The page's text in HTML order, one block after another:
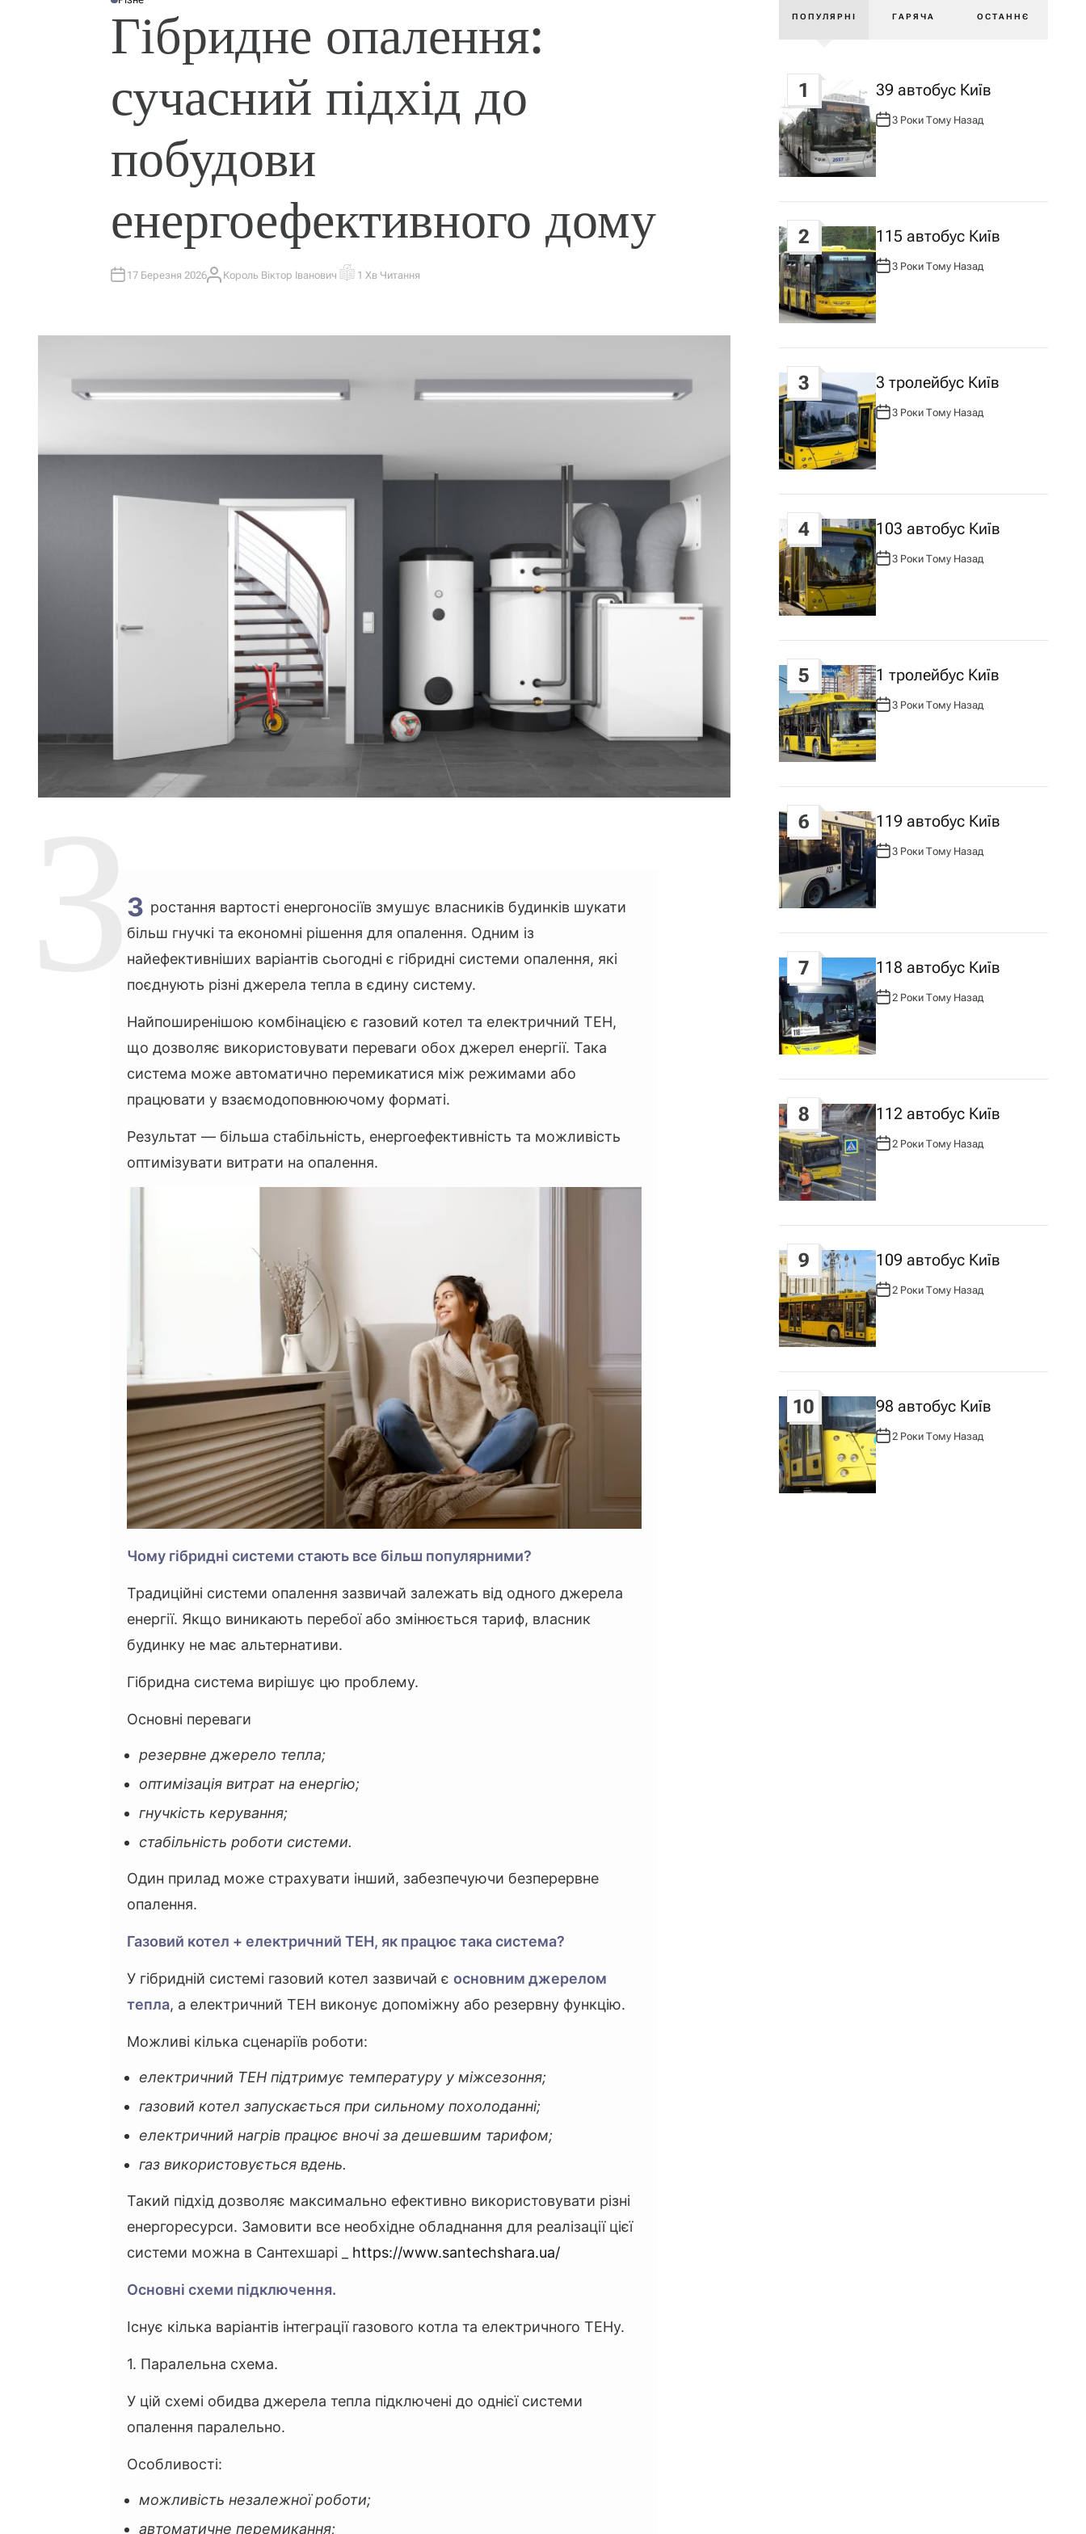
О
У
І
А
Т
Гібридне опалення:
сучасний підхід до
побудови
енергоефективного дому
17 Березня 2026А
Король Віктор Іванович О
Ч
А
1 Хв Читання
З ростання вартості енергоносіїв змушує власників будинків шукати
більш гнучкі та економні рішення для опалення. Одним із
найефективніших варіантів сьогодні є гібридні системи опалення, які
поєднують різні джерела тепла в єдину систему.
Найпоширенішою комбінацією є газовий котел та електричний ТЕН,
що дозволяє використовувати переваги обох джерел енергії. Така
система може автоматично перемикатися між режимами або
працювати у взаємодоповнюючому форматі.
Результат — більша стабільність, енергоефективність та можливість
оптимізувати витрати на опалення.
Чому гібридні системи стають все більш популярними?
Традиційні системи опалення зазвичай залежать від одного джерела
енергії. Якщо виникають перебої або змінюється тариф, власник
будинку не має альтернативи.
Гібридна система вирішує цю проблему.
Основні переваги
резервне джерело тепла;
оптимізація витрат на енергію;
гнучкість керування;
стабільність роботи системи.
Один прилад може страхувати інший, забезпечуючи безперервне
опалення.
Газовий котел + електричний ТЕН, як працює така система?
У гібридній системі газовий котел зазвичай є основним джерелом
тепла, а електричний ТЕН виконує допоміжну або резервну функцію.
Можливі кілька сценаріїв роботи:
електричний ТЕН підтримує температуру у міжсезоння;
газовий котел запускається при сильному похолоданні;
електричний нагрів працює вночі за дешевшим тарифом;
газ використовується вдень.
Такий підхід дозволяє максимально ефективно використовувати різні
енергоресурси. Замовити все необхідне обладнання для реалізації цієї
системи можна в Сантехшарі _ https://www.santechshara.ua/
Основні схеми підключення.
Існує кілька варіантів інтеграції газового котла та електричного ТЕНу.
1. Паралельна схема.
У цій схемі обидва джерела тепла підключені до однієї системи
опалення паралельно.
Особливості:
можливість незалежної роботи;
автоматичне перемикання;
ПОПУЛЯРНІ ГАРЯЧА ОСТАННЄ
1 39 автобус Київ
А
В
Т
О
Р
:
3 Роки Тому Назад
2 115 автобус Київ
А
Т
О
Р
:
3 Роки Тому Назад
3 3 тролейбус Київ
А
В
Т
О
Р
:
3 Роки Тому Назад
4 103 автобус Київ
А
В
Т
О
Р
:
3 Роки Тому Назад
5 1 тролейбус Київ
А
В
Т
О
Р
:
3 Роки Тому Назад
6 119 автобус Київ
А
Р
:
3 Роки Тому Назад
7 118 автобус Київ
А
В
Т
Р
:
2 Роки Тому Назад
8 112 автобус Київ
А
В
О
Р
:
2 Роки Тому Назад
9 109 автобус Київ
А
В
Т
О
Р
:
2 Роки Тому Назад
10 98 автобус Київ
А
В
Т
О
Р
:
2 Роки Тому Назад